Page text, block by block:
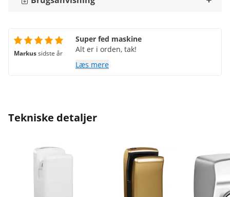
Markussidste år
Super fed maskine
Alt er i orden, tak!
Læs mere
Tekniske detaljer